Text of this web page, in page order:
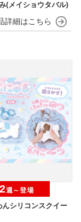
(メイショウタバル)
んシリコンスクイー
2週～登場